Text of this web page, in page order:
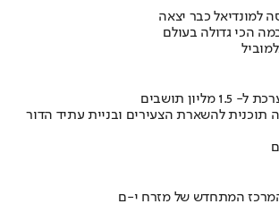
למונדיאל כבר יצאה
הכי גדולה בעולם
תוכנית להשארת הצעירים ובניית עתיד הדור
המרכז המתחדש של מזרח י-ם